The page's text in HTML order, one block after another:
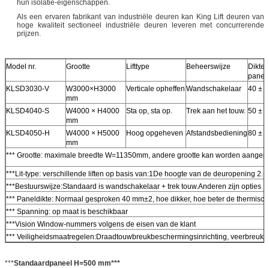
hun isolatie-eigenschappen.
Als een ervaren fabrikant van industriële deuren kan King Lift deuren van
hoge kwaliteit sectioneel industriële deuren leveren met concurrerende
prijzen.
Model nr. Grootte Lifttype Beheerswijze
Dikte
KLSD3030-V
W3000×H3000
mm
Verticale opheffen Wandschakelaar 40 ±
KLSD4040-S
W4000 × H4000
mm
Sta op, sta op. Trek aan het touw. 50 ±
KLSD4050-H
W4000 × H5000
mm
Hoog opgeheven Afstandsbediening80 ±
*** Grootte: maximale breedte W=11350mm, andere grootte kan worden
***Lit-type: verschillende liften op basis van:1De hoogte van de deuropening 2.
***Bestuurswijze:Standaard is wandschakelaar + trek touw.Anderen zijn opties
*** Paneldikte: Normaal gesproken 40 mm±2, hoe dikker, hoe beter de
*** Spanning: op maat is beschikbaar
***Vision Window-nummers volgens de eisen van de klant
*** Veiligheidsmaatregelen:Draadtouwbreukbeschermingsinrichting,
***Standaardpaneel H=500 mm***